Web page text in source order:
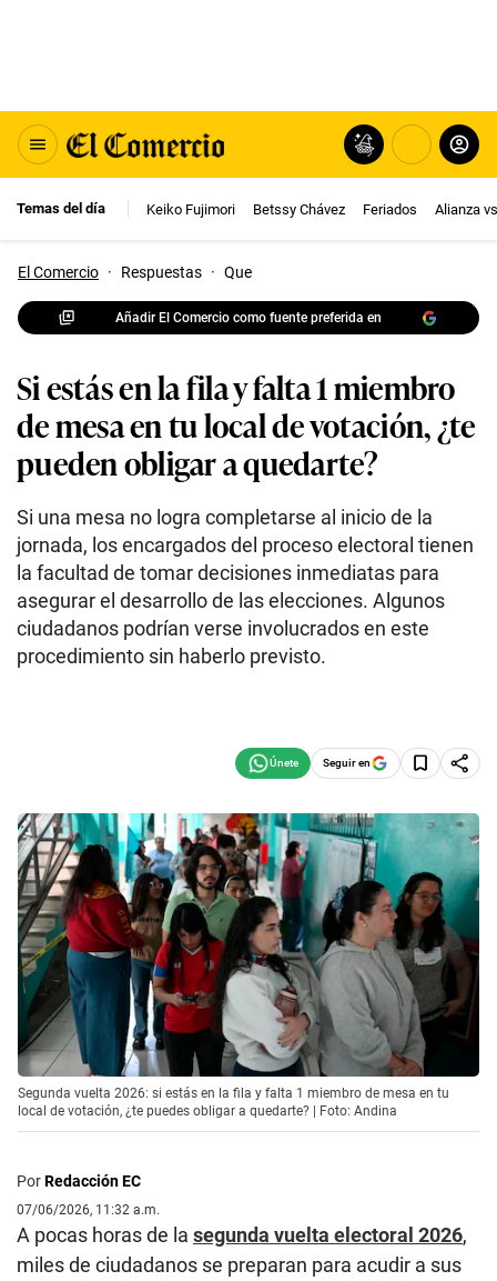
Temas del día Keiko Fujimori Betssy Chávez Feriados Alianza
El Comercio · Respuestas · Que
Añadir El Comercio como fuente preferida en
Si estás en la fila y falta 1 miembro
de mesa en tu local de votación, ¿te
pueden obligar a quedarte?
Si una mesa no logra completarse al inicio de la
jornada, los encargados del proceso electoral tienen
la facultad de tomar decisiones inmediatas para
asegurar el desarrollo de las elecciones. Algunos
ciudadanos podrían verse involucrados en este
procedimiento sin haberlo previsto.
Seguir en
Segunda vuelta 2026: si estás en la fila y falta 1 miembro de mesa en tu
local de votación, ¿te puedes obligar a quedarte? | Foto: Andina
PorRedacción EC
07/06/2026, 11:32 a.m.
A pocas horas de la segunda vuelta electoral 2026,
miles de ciudadanos se preparan para acudir a sus